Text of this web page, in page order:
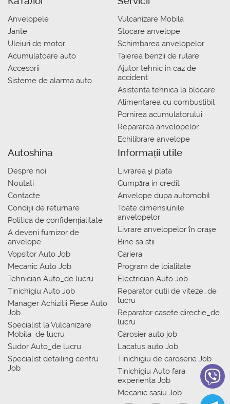
Anvelopele
Jante
Uleiuri de motor
Acumulatoare auto
Accesorii
Sisteme de alarma auto
Vulcanizare Mobila
Stocare anvelope
Schimbarea anvelopelor
Taierea benzii de rulare
Ajutor tehnic in caz de
accident
Asistenta tehnica la blocare
Alimentarea cu combustibil
Pornirea acumulatorului
Repararea anvelopelor
Echilibrare anvelope
Autoshina
Despre noi
Noutati
Contacte
Condiții de returnare
Politica de confidențialitate
A deveni furnizor de
anvelope
Vopsitor Auto Job
Mecanic Auto Job
Tehnician Auto_de lucru
Tinichigiu Auto Job
Manager Achizitii Piese Auto
Job
Specialist la Vulcanizare
Mobila_de lucru
Sudor Auto_de lucru
Specialist detailing centru
Job
Informații utile
Livrarea şi plata
Сumpăra in credit
Anvelope dupa automobil
Toate dimensiunile
anvelopelor
Livrare anvelopelor în orașe
Bine sa stii
Cariera
Program de loialitate
Electrician Auto Job
Reparator cutii de viteze_de
lucru
Reparator casete directie_de
lucru
Carosier auto job
Lacatus auto Job
Tinichigiu de caroserie Job
Tinichigiu Auto fara
experienta Job
Mecanic sasiu Job